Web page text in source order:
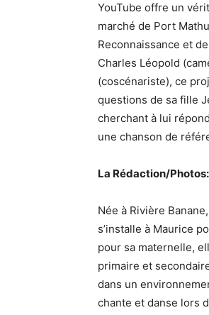
YouTube offre un
marché de Port
Reconnaissance et
Charles Léopold
(coscénariste), ce
questions de sa fille
cherchant à lui
une chanson de
La Rédaction/
Née à Rivière
s’installe à Maurice
pour sa maternelle,
primaire et
dans un
chante et danse lors